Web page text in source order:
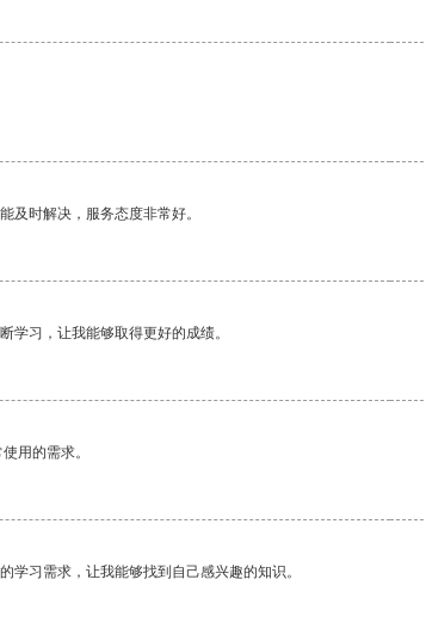
及时解决，服务态度非常好。
学习，让我能够取得更好的成绩。
用的需求。
学习需求，让我能够找到自己感兴趣的知识。